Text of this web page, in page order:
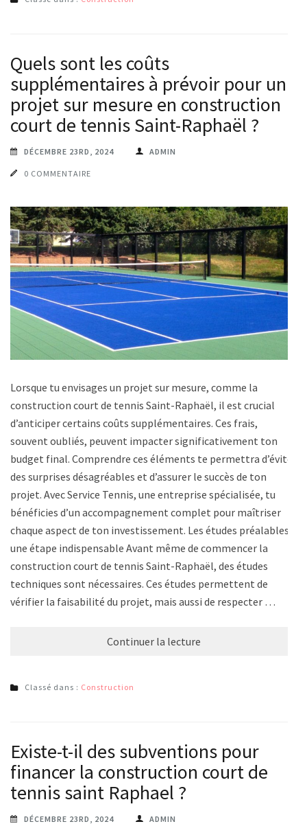
Quels sont les coûts
supplémentaires à prévoir pour un
projet sur mesure en construction
court de tennis Saint-Raphaël ?
DÉCEMBRE 23RD, 2024 ADMIN
0 COMMENTAIRE
Lorsque tu envisages un projet sur mesure, comme la
construction court de tennis Saint-Raphaël, il est crucial
d’anticiper certains coûts supplémentaires. Ces frais,
souvent oubliés, peuvent impacter significativement ton
budget final. Comprendre ces éléments te permettra d’éviter
des surprises désagréables et d’assurer le succès de ton
projet. Avec Service Tennis, une entreprise spécialisée, tu
bénéficies d’un accompagnement complet pour maîtriser
chaque aspect de ton investissement. Les études préalables :
une étape indispensable Avant même de commencer la
construction court de tennis Saint-Raphaël, des études
techniques sont nécessaires. Ces études permettent de
vérifier la faisabilité du projet, mais aussi de respecter …
Continuer la lecture
Classé dans : Construction
Existe-t-il des subventions pour
financer la construction court de
tennis saint Raphael ?
DÉCEMBRE 23RD, 2024 ADMIN